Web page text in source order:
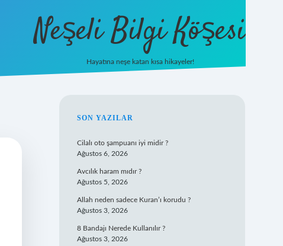
Neşeli Bilgi Köşesi
Hayatına neşe katan kısa hikayeler!
SIDEBAR
SON YAZILAR
Cilalı oto şampuanı iyi midir ?
Ağustos 6, 2026
Avcılık haram mıdır ?
Ağustos 5, 2026
Allah neden sadece Kuran’ı korudu ?
Ağustos 3, 2026
8 Bandajı Nerede Kullanılır ?
Ağustos 3, 2026